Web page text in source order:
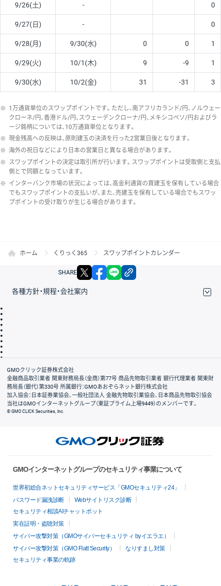
9/26(土) - 0
9/27(日) - 0
9/28(月) 9/30(水) 0 0 1
9/29(火) 10/1(木) 9 -9 1
9/30(水) 10/2(金) 31 -31 3
※ 1万通貨単位のスワップポイントです。ただし、南アフリカランド/円、ノルウェー
クローネ/円、香港ドル/円、スウェーデンクローナ/円、メキシコペソ/円およびラ
ージ銘柄については、10万通貨単位となります。
※ 現金残高への反映は、原則建玉の決済を行った2営業日後となります。
※ 海外の祝日などにより日本の営業日と異なる場合があります。
※ スワップポイントの決定は取引所が行います。スワップポイントは受取側と支払
側とで同額となっています。
※ インターバンク市場の状況によっては、高金利通貨の買建玉を保有している場合
でもスワップポイントの支払いが、また、売建玉を保有している場合でもスワッ
プポイントの受け取りが生じる場合があります。
ホーム くりっく365 スワップポイントカレンダー
SHARE X facebook
各種方針・規程・会社案内
会社案内
GMOクリック証券株式会社
金融商品取引業者 関東財務局長（金商）第77号 商品先物取引業者 銀行代理業者 関東財
務局長（銀代）第330号 所属銀行：GMOあおぞらネット銀行株式会社
加入協会：日本証券業協会、一般社団法人 金融先物取引業協会、日本商品先物取引協会
当社はGMOインターネットグループ（東証プライム上場9449）のメンバーです。
© GMO CLICK Securities, Inc.
GMOインターネットグループのセキュリティ事業について
世界初総合ネットセキュリティサービス「GMOセキュリティ24」
パスワード漏洩診断
Webサイトリスク診断
セキュリティ相談AIチャットボット
実在証明・盗聴対策
サイバー攻撃対策（GMOサイバーセキュリティ byイエラエ）
サイバー攻撃対策（GMO Flatt Security）
なりすまし対策
セキュリティ事業の軌跡